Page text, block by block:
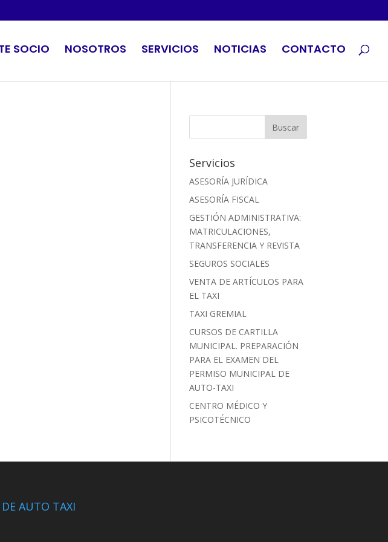
SOCIO NOSOTROS SERVICIOS NOTICIAS CONTACTO
Servicios
ASESORÍA JURÍDICA
ASESORÍA FISCAL
GESTIÓN ADMINISTRATIVA:
MATRICULACIONES,
TRANSFERENCIA Y REVISTA
SEGUROS SOCIALES
VENTA DE ARTÍCULOS PARA
EL TAXI
TAXI GREMIAL
CURSOS DE CARTILLA
MUNICIPAL. PREPARACIÓN
PARA EL EXAMEN DEL
PERMISO MUNICIPAL DE
AUTO-TAXI
CENTRO MÉDICO Y
PSICOTÉCNICO
AUTO TAXI